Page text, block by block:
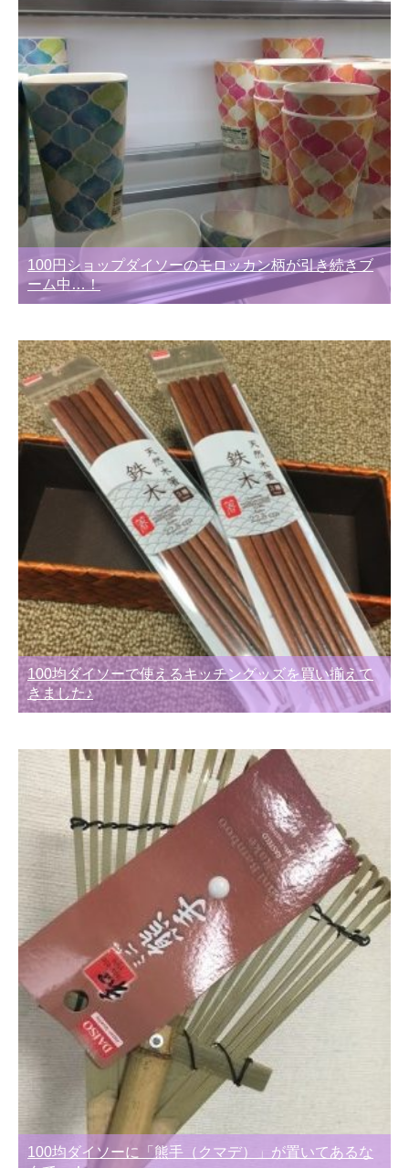
100円ショップダイソーのモロッカン柄が引き続きブ
ーム中…！
100均ダイソーで使えるキッチングッズを買い揃えて
きました♪
100均ダイソーに「熊手（クマデ）」が置いてあるな